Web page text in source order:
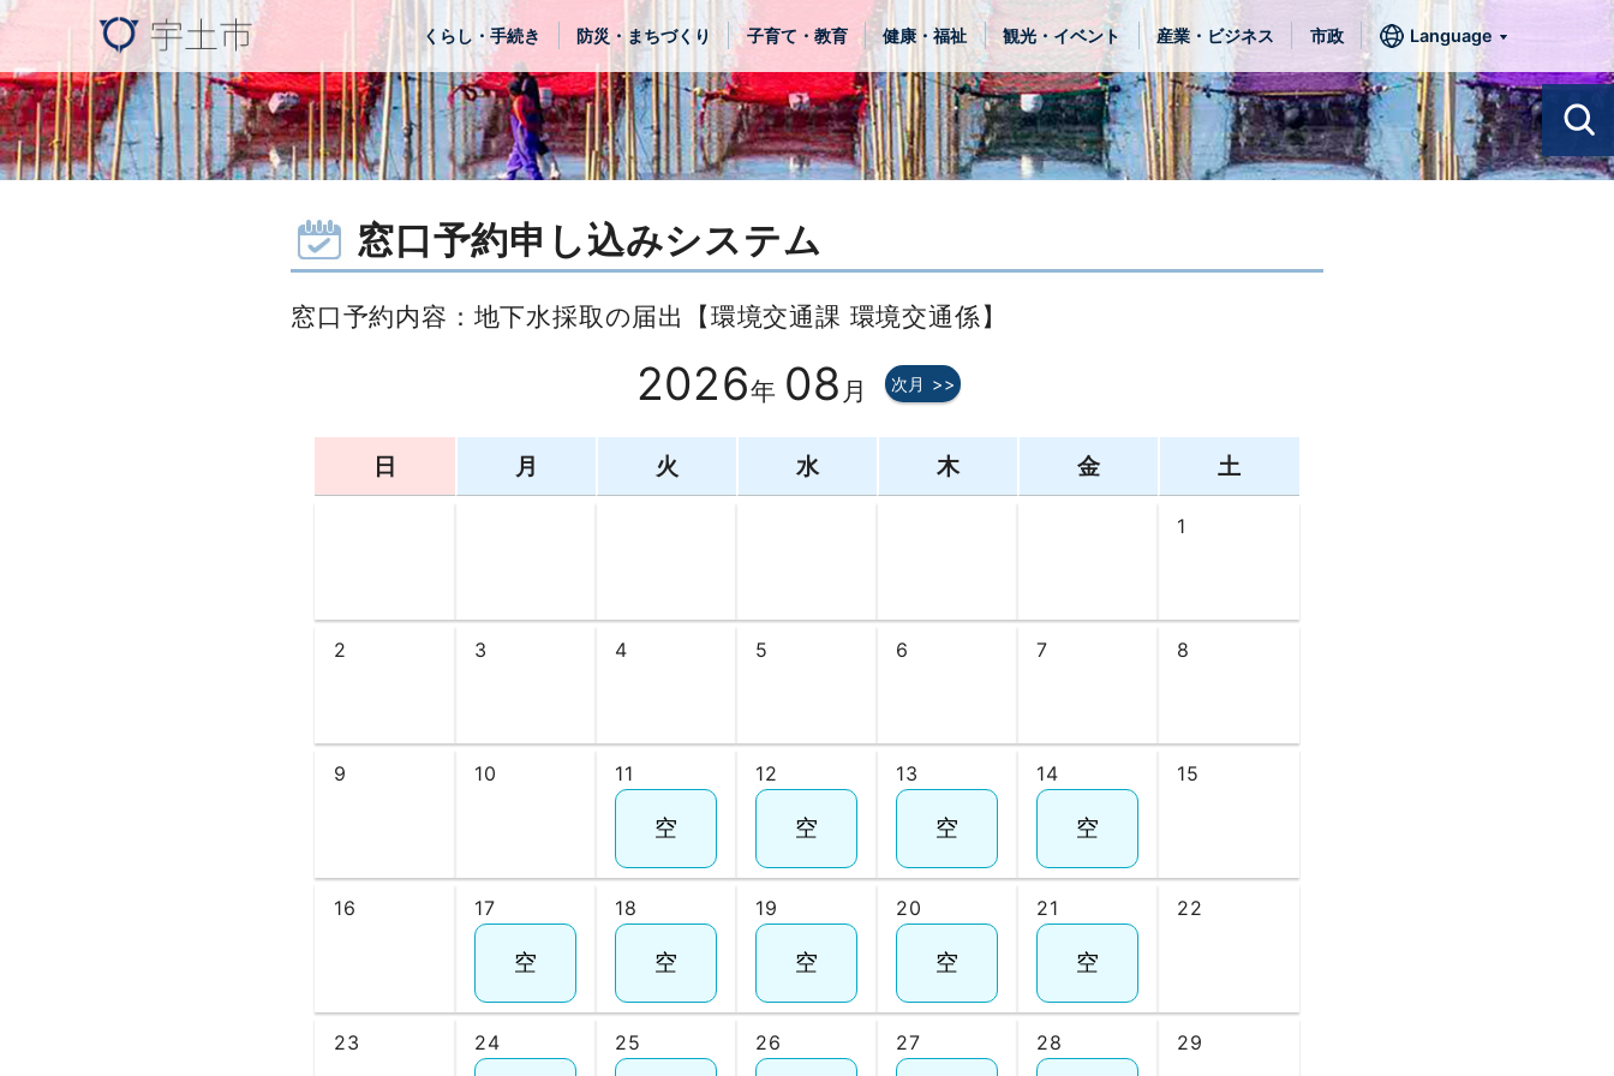
くらし・手続き 防災・まちづくり 子育て・教育 健康・福祉 観光・イベント 産業・ビジネス 市政 Language
窓口予約申し込みシステム
窓口予約内容：地下水採取の届出【環境交通課 環境交通係】
2026年 08 月 次月 >>
日 月 火 水 木 金 土
1
2 3 4 5 6 7 8
9 10 11 12 13 14 15
16 17 18 19 20 21 22
23 24 25 26 27 28 29